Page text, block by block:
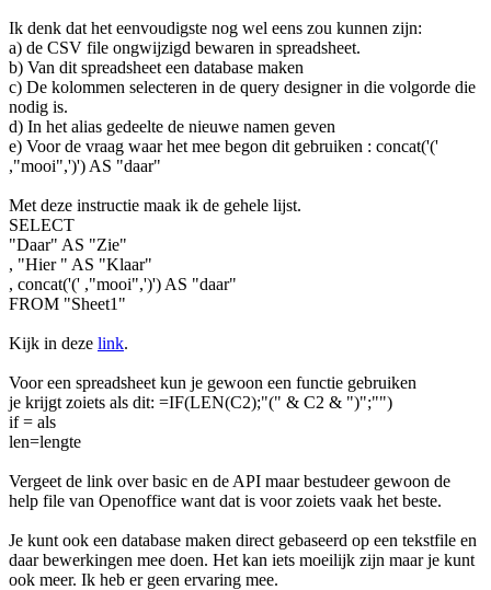
Ik denk dat het eenvoudigste nog wel eens zou kunnen zijn:
a) de CSV file ongwijzigd bewaren in spreadsheet.
b) Van dit spreadsheet een database maken
c) De kolommen selecteren in de query designer in die volgorde die
nodig is.
d) In het alias gedeelte de nieuwe namen geven
e) Voor de vraag waar het mee begon dit gebruiken : concat('('
,"mooi",')') AS "daar"
Met deze instructie maak ik de gehele lijst.
SELECT
"Daar" AS "Zie"
, "Hier " AS "Klaar"
, concat('(' ,"mooi",')') AS "daar"
FROM "Sheet1"
Kijk in deze link.
Voor een spreadsheet kun je gewoon een functie gebruiken
je krijgt zoiets als dit: =IF(LEN(C2);"(" & C2 & ")";"")
if = als
len=lengte
Vergeet de link over basic en de API maar bestudeer gewoon de
help file van Openoffice want dat is voor zoiets vaak het beste.
Je kunt ook een database maken direct gebaseerd op een tekstfile en
daar bewerkingen mee doen. Het kan iets moeilijk zijn maar je kunt
ook meer. Ik heb er geen ervaring mee.